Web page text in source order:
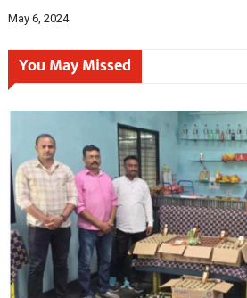
May 6, 2024
You May Missed